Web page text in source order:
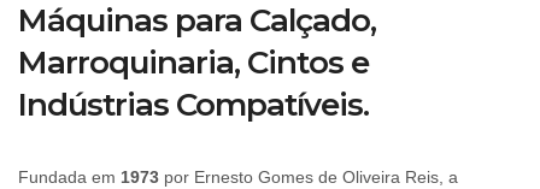
Máquinas para Calçado,
Marroquinaria, Cintos e
Indústrias Compatíveis.
Fundada em 1973 por Ernesto Gomes de Oliveira Reis, a